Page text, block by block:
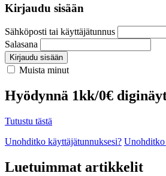
Kirjaudu sisään
Sähköposti tai käyttäjätunnus
Salasana
Kirjaudu sisään
Muista minut
Hyödynnä 1kk/0€
Tutustu tästä
Unohditko käyttäjätunnuksesi? Unohditko
Luetuimmat artikkelit